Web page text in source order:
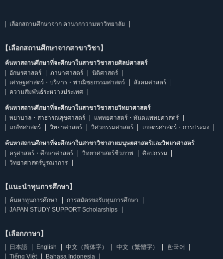
เลือกสถานศึกษาจาก คานากาวามหาวิทยาลัย
【เลือกสถานศึกษาจากสาขาวิชา】
ค้นหาสถานศึกษาที่จะศึกษาในสาขาวิชาสายศิลปศาสตร์
อักษรศาสตร์
ภาษาศาสตร์
นิติศาสตร์
เศรษฐศาสตร์・บริหาร・พาณิชยกรรมศาสตร์
สังคมศาสตร์
ความสัมพันธ์ระหว่างประเทศ
ค้นหาสถานศึกษาที่จะศึกษาในสาขาวิชาสายวิทยาศาสตร์
พยาบาล・สาธารณสุขศาสตร์
แพทยศาสตร์・ทันตแพทยศาสตร์
เภสัชศาสตร์
วิทยาศาสตร์ วิศวกรรมศาสตร์ เกษตรศาสตร์・การประมง
ค้นหาสถานศึกษาที่จะศึกษาในสาขาวิชาสายมนุษยศาสตร์และวิทยาศาสตร์
ครุศาสตร์・ศึกษาศาสตร์
วิทยาศาสตร์ชีวภาพ
ศิลปกรรม
วิทยาศาสตร์บูรณาการ
【แนะนำทุนการศึกษา】
ค้นหาทุนการศึกษา
การสมัครขอรับทุนการศึกษา
JAPAN STUDY SUPPORT Scholarships
【เลือกภาษา】
日本語 English 中文（简体字） 中文（繁體字）
한국어
Tiếng Việt
Bahasa Indonesia